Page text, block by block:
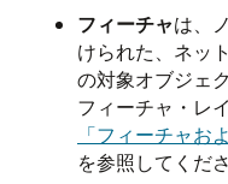
フィーチャは、
けられた、ネッ
の対象オブジェ
フィーチャ・レ
「フィーチャお
を参照してくだ